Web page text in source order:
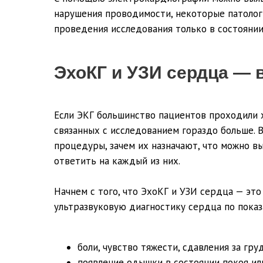
нарушения проводимости, некоторые
проведения исследования только в
ЭхоКГ и УЗИ сердца —
Если ЭКГ большинство пациентов
связанных с исследованием гораздо
процедуры, зачем их назначают, что можно
ответить на каждый из них.
Начнем с того, что ЭхоКГ и УЗИ сердца —
ультразвуковую диагностику сердца по
боли, чувство тяжести, сдавления за